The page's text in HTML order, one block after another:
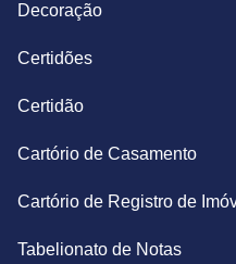
Decoração
Certidões
Certidão
Cartório de Casamento
Cartório de Registro de
Tabelionato de Notas